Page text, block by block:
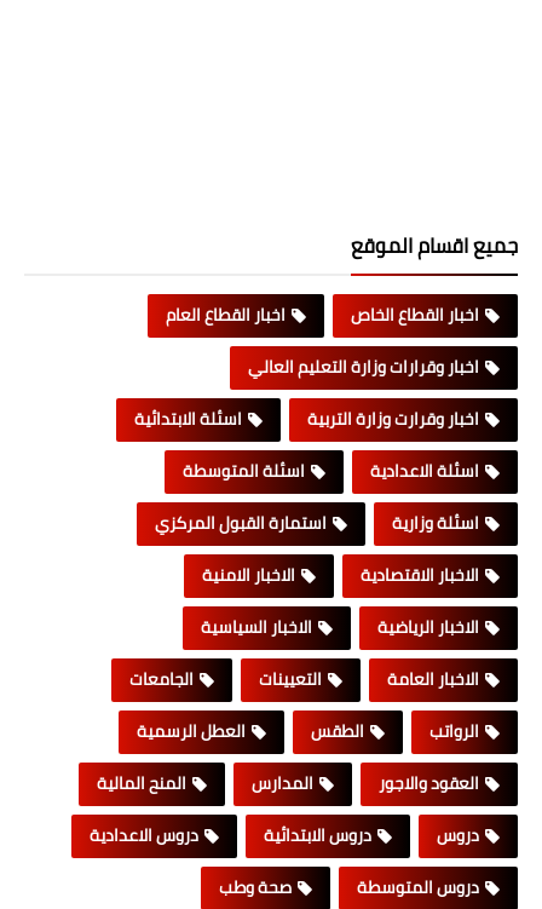
جميع اقسام الموقع
اخبار القطاع الخاص
اخبار القطاع العام
اخبار وقرارات وزارة التعليم العالي
اخبار وقرارت وزارة التربية
اسئلة الابتدائية
اسئلة الاعدادية
اسئلة المتوسطة
اسئلة وزارية
استمارة القبول المركزي
الاخبار الاقتصادية
الاخبار الامنية
الاخبار الرياضية
الاخبار السياسية
الاخبار العامة
التعيينات
الجامعات
الرواتب
الطقس
العطل الرسمية
العقود والاجور
المدارس
المنح المالية
دروس
دروس الابتدائية
دروس الاعدادية
دروس المتوسطة
صحة وطب